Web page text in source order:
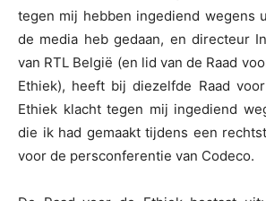
tegen mij hebben ingediend wegens
de media heb gedaan, en directeur
van RTL België (en lid van de Raad
Ethiek), heeft bij diezelfde Raad
Ethiek klacht tegen mij ingediend
die ik had gemaakt tijdens een
voor de persconferentie van Codeco.